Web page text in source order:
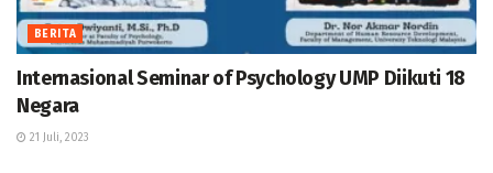
BERITA
Internasional Seminar of Psychology UMP Diikuti 18
Negara
21 Juli, 2023